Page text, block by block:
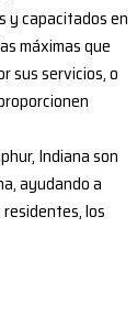
y capacitados en
máximas que
sus servicios, o
Indiana son
ayudando a
los